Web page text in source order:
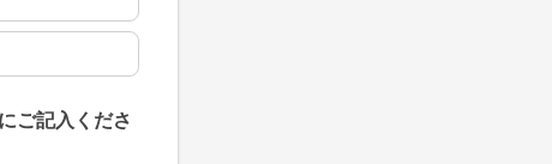
ご記入くださ